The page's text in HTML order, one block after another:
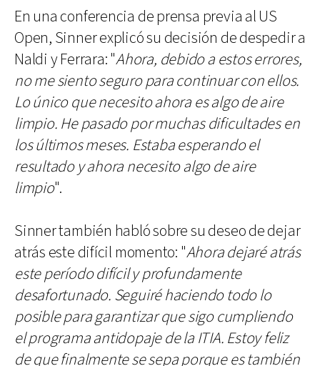
En una conferencia de prensa previa al US
Open, Sinner explicó su decisión de despedir a
Naldi y Ferrara: "Ahora, debido a estos errores,
no me siento seguro para continuar con ellos.
Lo único que necesito ahora es algo de aire
limpio. He pasado por muchas dificultades en
los últimos meses. Estaba esperando el
resultado y ahora necesito algo de aire
limpio".
Sinner también habló sobre su deseo de dejar
atrás este difícil momento: "Ahora dejaré atrás
este período difícil y profundamente
desafortunado. Seguiré haciendo todo lo
posible para garantizar que sigo cumpliendo
el programa antidopaje de la ITIA. Estoy feliz
de que finalmente se sepa porque es también